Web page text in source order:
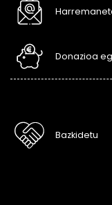
Donazioa
Bazkidetu